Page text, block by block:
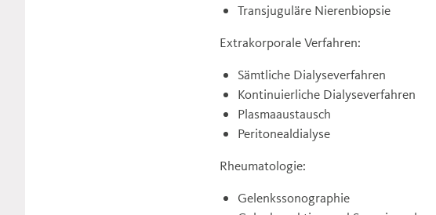
Transjuguläre Nierenbiopsie
Extrakorporale Verfahren:
Sämtliche Dialyseverfahren
Kontinuierliche Dialyseverfahren
Plasmaaustausch
Peritonealdialyse
Rheumatologie:
Gelenkssonographie